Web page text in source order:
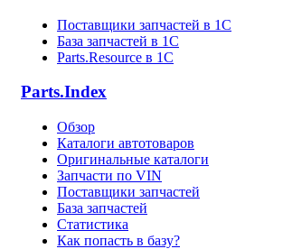
Поставщики запчастей в 1C
База запчастей в 1С
Parts.Resource в 1C
Parts.Index
Обзор
Каталоги автотоваров
Оригинальные каталоги
Запчасти по VIN
Поставщики запчастей
База запчастей
Статистика
Как попасть в базу?